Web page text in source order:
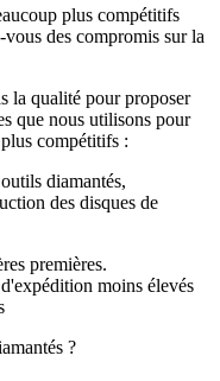
plus compétitifs
des compromis sur la
la qualité pour proposer
que nous utilisons pour
compétitifs :
diamantés,
des disques de
premières.
moins élevés
?